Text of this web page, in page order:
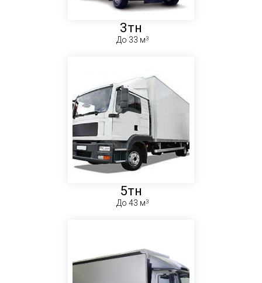
3тн
До 33 м
5тн
До 43 м